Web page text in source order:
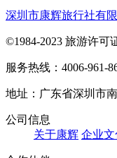
深圳市康辉旅行社有
©1984-2023 旅游许可
服务热线：4006-961-
地址：广东省深圳市
公司信息
关于康辉 企业文